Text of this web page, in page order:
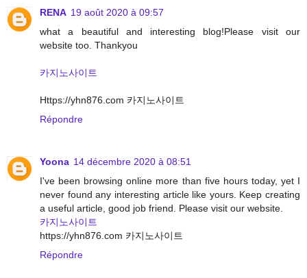
RENA 19 août 2020 à 09:57
what a beautiful and interesting blog!Please visit our
website too. Thankyou
카지노사이트
Https://yhn876.com 카지노사이트
Répondre
Yoona 14 décembre 2020 à 08:51
I've been browsing online more than five hours today, yet I
never found any interesting article like yours. Keep creating
a useful article, good job friend. Please visit our website.
카지노사이트
https://yhn876.com 카지노사이트
Répondre